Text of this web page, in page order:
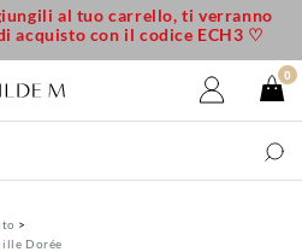
Dorée
al tuo carrello, ti verranno
acquisto con il codice ECH3 ♡
0